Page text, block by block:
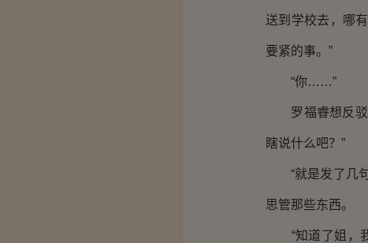
送到学校去，哪
要紧的事。”
“你……”
罗福睿想反驳
瞎说什么吧？”
“就是发了几句
思管那些东西。
“知道了姐，我